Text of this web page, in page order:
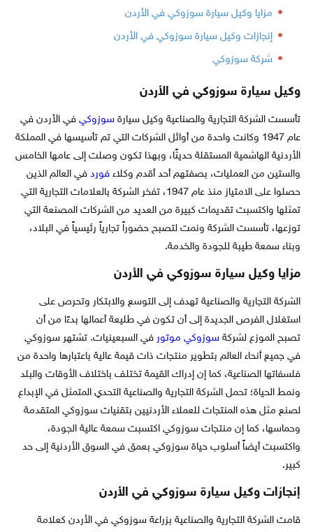
مزايا وكيل سيارة سوزوكي في الأردن
إنجازات وكيل سيارة سوزوكي في الأردن
شركة سوزوكي
وكيل سيارة سوزوكي في الأردن
تأسست الشركة التجارية والصناعية وكيل سيارة سوزوكيفي الأردن في
عام 1947 وكانت واحدة من أوائل الشركات التي تم تأسيسها في المملكة
الأردنية الهاشمية المستقلة حديثًا، وبهذا تكون وصلت إلى عامها الخامس
والستين من العمليات، بصفتهم أحد أقدم وكلاء فوردفي العالم الذين
حصلوا على الامتياز منذ عام 1947، تفخر الشركة بالعلامات التجارية التي
تمثلها واكتسبت تقديمات كبيرة من العديد من الشركات المصنعة التي
توزعها، تأسست الشركة ونمت لتصبح حضوراً تجارياً رئيسياً في البلاد،
وبناء سمعة طيبة للجودة والخدمة.
مزايا وكيل سيارة سوزوكي في الأردن
الشركة التجارية والصناعية تهدف إلى التوسع والابتكار وتحرص على
استغلال الفرص الجديدة إلى أن تكون في طليعة أعمالها بدءًا من أن
تصبح الموزع لشركة سوزوكي موتور في السبعينيات. تشتهر سوزوكي
في جميع أنحاء العالم بتطوير منتجات ذات قيمة عالية باعتبارها واحدة من
فلسفاتها الصناعية، كما إن إدراك القيمة تختلف باختلاف الأوقات والبلد
ونمط الحياة؛ تحمل الشركة التجارية والصناعية التحدي المتمثل في الإبداع
لصنع مثل هذه المنتجات للعملاء الأردنيين بتقنيات سوزوكي المتقدمة
وحماسها، كما إن منتجات سوزوكي اكتسبت سمعة عالية الجودة،
واكتسبت أيضاً أسلوب حياة سوزوكي بعمق في السوق الأردنية إلى حد
كبير.
إنجازات وكيل سيارة سوزوكي في الأردن
قامت الشركة التجارية والصناعية بزراعة سوزوكي في الأردن كعلامة